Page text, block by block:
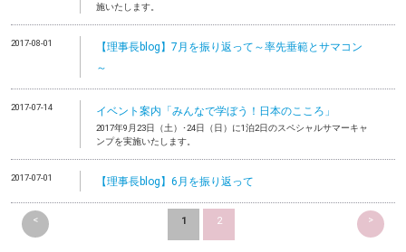
施いたします。
2017-08-01
【理事長blog】7月を振り返って～率先垂範とサマコン
～
2017-07-14 イベント案内「みんなで学ぼう！日本のこころ」
2017年9月23日（土）･24日（日）に1泊2日のスペシャルサマーキャ
ンプを実施いたします。
2017-07-01 【理事長blog】6月を振り返って
< 1 2 >